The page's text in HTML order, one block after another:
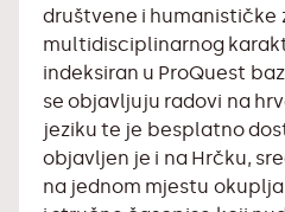
društvene i humanističke
multidisciplinarnog
indeksiran u ProQuest
se objavljuju radovi na
jeziku te je besplatno
objavljen je i na Hrčku,
na jednom mjestu